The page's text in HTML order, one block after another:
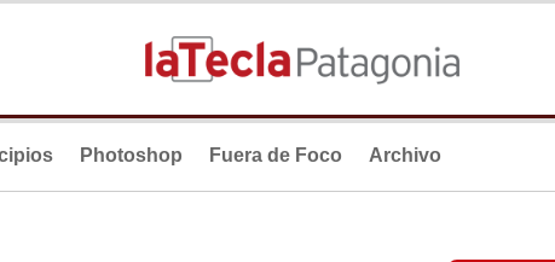
Photoshop Fuera de Foco Archivo